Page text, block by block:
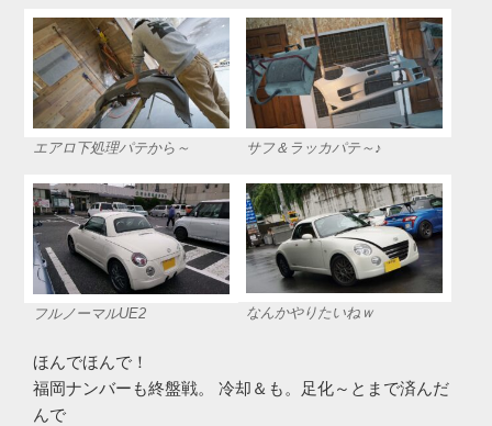
エアロ下処理パテから～ サフ＆ラッカパテ～♪
フルノーマルUE2 なんかやりたいねｗ
ほんでほんで！
福岡ナンバーも終盤戦。 冷却＆も。足化～とまで済んだ
んで